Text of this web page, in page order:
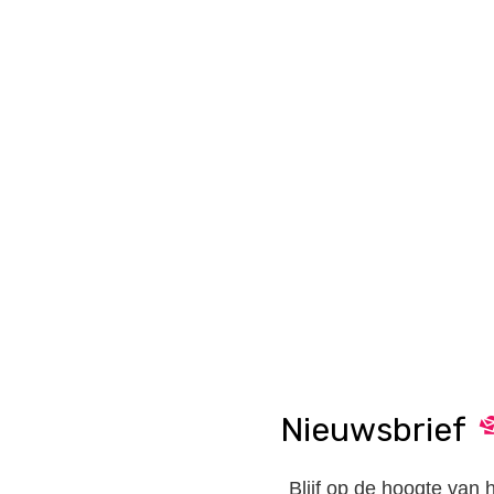
Nieuwsbrief
Blijf op de hoogte van